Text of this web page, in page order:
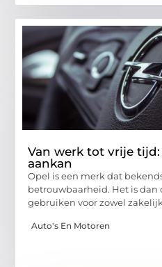
Van werk tot vrije
aankan
Opel is een merk dat
betrouwbaarheid. Het is dan
gebruiken voor zowel
Auto's En Motoren